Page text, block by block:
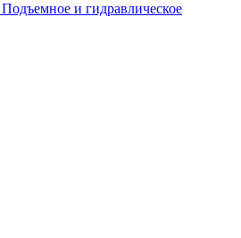
Подъемное и гидравлическое